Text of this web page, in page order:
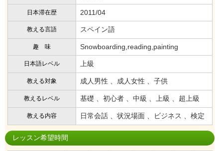
日本滞在歴 2011/04
教える言語 スペイン語
趣 味 Snowboarding,reading,painting
日本語レベル 上級
教える対象 成人男性 、成人女性 、子供
教えるレベル 基礎 、初心者 、中級 、上級 、超上級
教える内容 日常会話 、状況場面 、ビジネス 、検定
レッスン希望時間